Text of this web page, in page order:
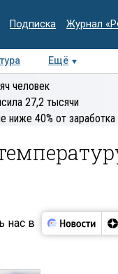
Подписка Журнал
Ещё
Колумнисты
человек
27,2 тысячи
ниже 40% от заработка
нас в